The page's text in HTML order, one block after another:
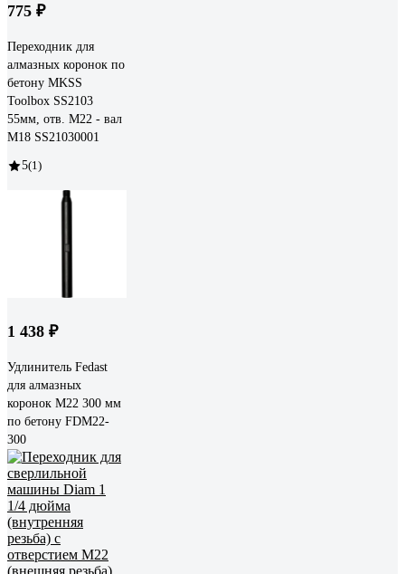
775 ₽
Переходник для
алмазных коронок по
бетону MKSS
Toolbox SS2103
55мм, отв. M22 - вал
M18 SS21030001
5(1)
1 438 ₽
Удлинитель Fedast
для алмазных
коронок М22 300 мм
по бетону FDM22-
300